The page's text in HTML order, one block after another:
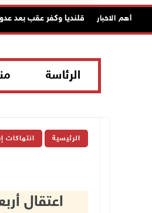
أهم الاخبار
من مخيم قلنديا وكفر عقب بعد عدوان
الرئاسة
الرئيسية انتهاكات
اعتقال